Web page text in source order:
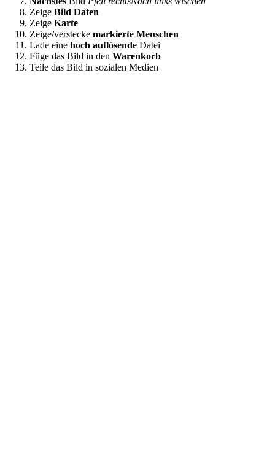
Zeige Bild Daten
Zeige Karte
Zeige/verstecke markierte Menschen
Lade eine hoch auflösende Datei
Füge das Bild in den Warenkorb
Teile das Bild in sozialen Medien